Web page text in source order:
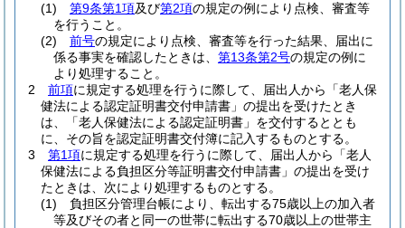
(1)
第9条第1項及び第2項の規定の例により点検、審査等
を行うこと。
(2)
前号の規定により点検、審査等を行った結果、届出に
係る事実を確認したときは、 第13条第2号の規定の例に
より処理すること。
2
前項に規定する処理を行うに際して、届出人から「老人保
健法による認定証明書交付申請書」の提出を受けたとき
は、「老人保健法による認定証明書」を交付するととも
に、その旨を認定証明書交付簿に記入するものとする。
3
第1項に規定する処理を行うに際して、届出人から「老人
保健法による負担区分等証明書交付申請書」の提出を受け
たときは、次により処理するものとする。
(1)
負担区分管理台帳により、転出する75歳以上の加入者
等及びその者と同一の世帯に転出する70歳以上の世帯主